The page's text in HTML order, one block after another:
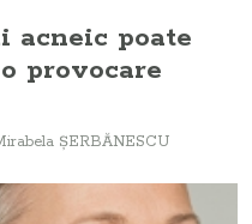
acneic poate
provocare
ŞERBĂNESCU